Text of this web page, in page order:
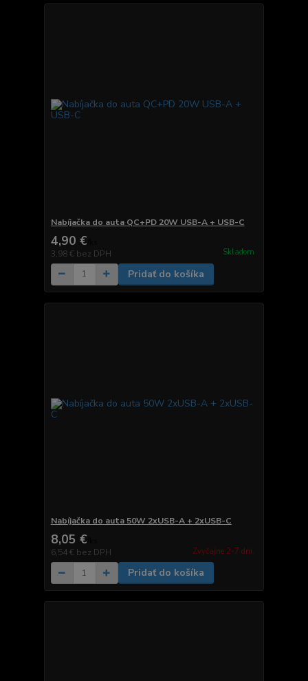
Nabíjačka do auta QC+PD 20W USB-A + USB-C
4,90 €
3,98 € bez DPH Skladom
Pridať do košíka
Nabíjačka do auta 50W 2xUSB-A + 2xUSB-C
8,05 €
6,54 € bez DPH Zvyčajne 2-7 dni.
Pridať do košíka